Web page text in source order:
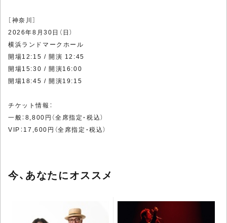
［神奈川］
2026年8月30日（日）
横浜ランドマークホール
開場12:15 / 開演 12:45
開場15:30 / 開演16:00
開場18:45 / 開演19:15
チケット情報：
一般：8,800円（全席指定・税込）
VIP：17,600円（全席指定・税込）
今、あなたにオススメ